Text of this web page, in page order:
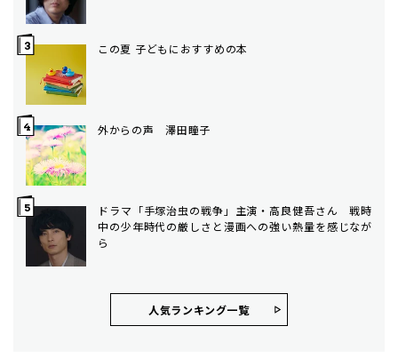
この夏 子どもにおすすめの本
外からの声 澤田瞳子
ドラマ「手塚治虫の戦争」主演・高良健吾さん 戦時
中の少年時代の厳しさと漫画への強い熱量を感じなが
ら
人気ランキング⼀覧